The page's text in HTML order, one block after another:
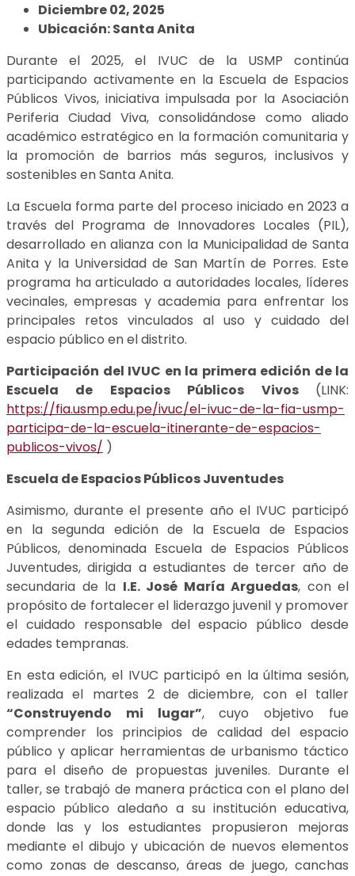
Diciembre 02, 2025
Ubicación: Santa Anita
Durante el 2025, el IVUC de la USMP continúa
participando activamente en la Escuela de Espacios
Públicos Vivos, iniciativa impulsada por la Asociación
Periferia Ciudad Viva, consolidándose como aliado
académico estratégico en la formación comunitaria y
la promoción de barrios más seguros, inclusivos y
sostenibles en Santa Anita.
La Escuela forma parte del proceso iniciado en 2023 a
través del Programa de Innovadores Locales (PIL),
desarrollado en alianza con la Municipalidad de Santa
Anita y la Universidad de San Martín de Porres. Este
programa ha articulado a autoridades locales, líderes
vecinales, empresas y academia para enfrentar los
principales retos vinculados al uso y cuidado del
espacio público en el distrito.
Participación del IVUC en la primera edición de la
Escuela de Espacios Públicos Vivos (LINK:
https://fia.usmp.edu.pe/ivuc/el-ivuc-de-la-fia-usmp-
participa-de-la-escuela-itinerante-de-espacios-
publicos-vivos/ )
Escuela de Espacios Públicos Juventudes
Asimismo, durante el presente año el IVUC participó
en la segunda edición de la Escuela de Espacios
Públicos, denominada Escuela de Espacios Públicos
Juventudes, dirigida a estudiantes de tercer año de
secundaria de la I.E. José María Arguedas, con el
propósito de fortalecer el liderazgo juvenil y promover
el cuidado responsable del espacio público desde
edades tempranas.
En esta edición, el IVUC participó en la última sesión,
realizada el martes 2 de diciembre, con el taller
“Construyendo mi lugar”, cuyo objetivo fue
comprender los principios de calidad del espacio
público y aplicar herramientas de urbanismo táctico
para el diseño de propuestas juveniles. Durante el
taller, se trabajó de manera práctica con el plano del
espacio público aledaño a su institución educativa,
donde las y los estudiantes propusieron mejoras
mediante el dibujo y ubicación de nuevos elementos
como zonas de descanso, áreas de juego, canchas